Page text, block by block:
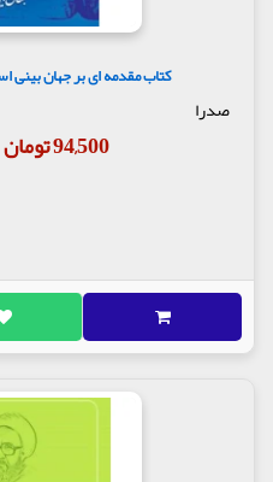
کتاب مقدمه ای بر جهان
صدرا
94,500 تومان